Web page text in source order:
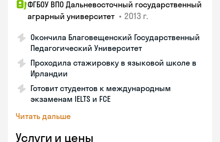
ФГБОУ ВПО Дальневосточный государственный
аграрный университет • 2013 г.
Окончила Благовещенский Государственный
Педагогический Университет
Проходила стажировку в языковой школе в
Ирландии
Готовит студентов к международным
экзаменам IELTS и FCE
Читать дальше
Услуги и цены